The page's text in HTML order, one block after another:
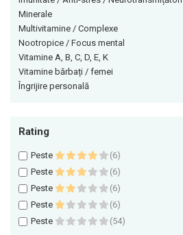
Vitamine bărbați / femei
Îngrijire personală
Himalaya
Insulated
JNX Sports
Kaged
Kevin Levrone
Muscle Meds
Muscle Pharm
Muscletech
Mutant
Naughty Boy
Neocell
Minerale
Multivitamine / Complexe
Nootropice / Focus mental
Vitamine A, B, C, D, E, K
Vitamine bărbați / femei
Îngrijire personală
Rating
Peste
(6)
Peste
(6)
Peste
(6)
Peste
(6)
Peste
(54)